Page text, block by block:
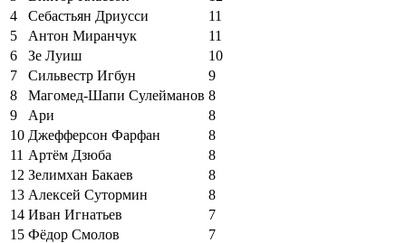
4
Себастьян Дриусси
11
5
Антон Миранчук
11
6
Зе Луиш
10
7
Сильвестр Игбун
9
8
Магомед-Шапи Сулейманов 8
9
Ари
8
10 Джефферсон Фарфан
8
11 Артём Дзюба
8
12 Зелимхан Бакаев
8
13 Алексей Сутормин
8
14 Иван Игнатьев
7
15 Фёдор Смолов 7